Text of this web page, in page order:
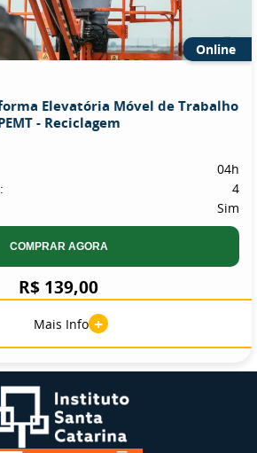
Online
Elevatória Móvel de Trabalho
- Reciclagem
04h
4
Sim
COMPRAR AGORA
R$ 139,00
Mais Info +